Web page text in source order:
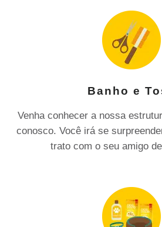
Banho e
Venha conhecer a nossa
conosco. Você irá se
trato com o seu amigo